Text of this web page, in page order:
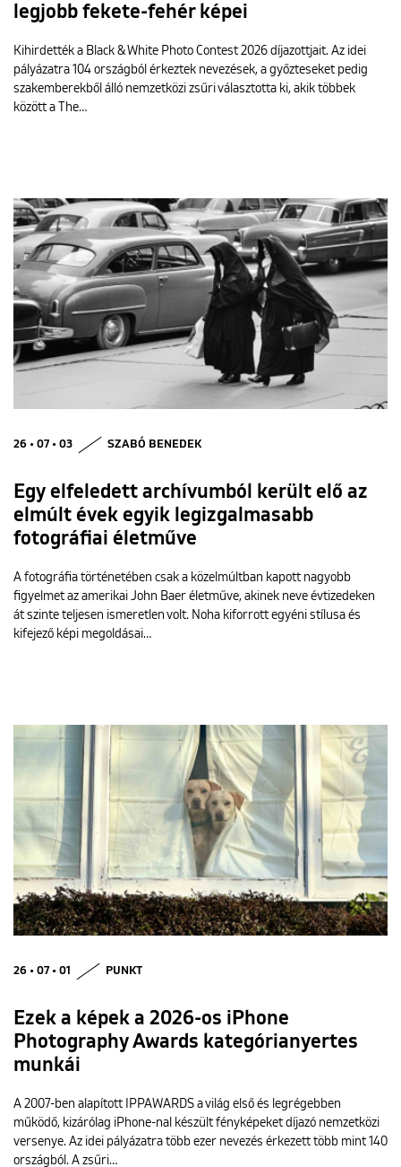
legjobb fekete-fehér képei
Kihirdették a Black & White Photo Contest 2026 díjazottjait. Az idei
pályázatra 104 országból érkeztek nevezések, a győzteseket pedig
szakemberekből álló nemzetközi zsűri választotta ki, akik többek
között a The…
26 • 07 • 03 SZABÓ BENEDEK
Egy elfeledett archívumból került elő az
elmúlt évek egyik legizgalmasabb
fotográfiai életműve
A fotográfia történetében csak a közelmúltban kapott nagyobb
figyelmet az amerikai John Baer életműve, akinek neve évtizedeken
át szinte teljesen ismeretlen volt. Noha kiforrott egyéni stílusa és
kifejező képi megoldásai…
26 • 07 • 01 PUNKT
Ezek a képek a 2026-os iPhone
Photography Awards kategórianyertes
munkái
A 2007-ben alapított IPPAWARDS a világ első és legrégebben
működő, kizárólag iPhone-nal készült fényképeket díjazó nemzetközi
versenye. Az idei pályázatra több ezer nevezés érkezett több mint 140
országból. A zsűri…